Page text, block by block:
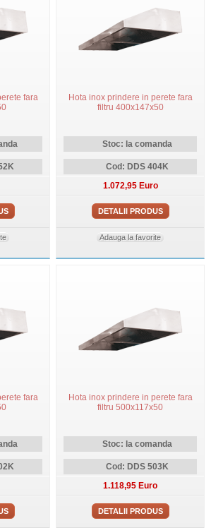
fara
Hota inox prindere in perete fara
filtru 400x147x50
Stoc: la comanda
Cod: DDS 404K
1.072,95 Euro
DETALII PRODUS
Adauga la favorite
fara
Hota inox prindere in perete fara
filtru 500x117x50
Stoc: la comanda
Cod: DDS 503K
1.118,95 Euro
DETALII PRODUS